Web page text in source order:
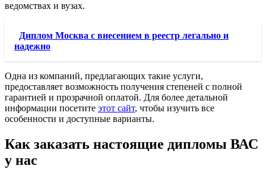
ведомствах и вузах.
Диплом Москва с внесением в реестр легально и
надежно
Одна из компаний, предлагающих такие услуги,
предоставляет возможность получения степеней с полной
гарантией и прозрачной оплатой. Для более детальной
информации посетите этот сайт, чтобы изучить все
особенности и доступные варианты.
Как заказать настоящие дипломы ВАС
у нас